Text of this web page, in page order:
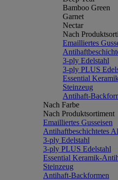
Bamboo Green
Garnet
Nectar
Nach
Emailliertes
3-ply Edelstahl
3-ply PLUS
Essential
Steinzeug
Antihaft-
Nach Farbe
Nach Produktsortiment
Emailliertes Gusseisen
Antihaftbeschichtetes
3-ply Edelstahl
3-ply PLUS Edelstahl
Essential Keramik-
Steinzeug
Antihaft-Backformen